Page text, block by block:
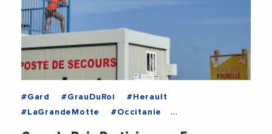
#Gard #GrauDuRoi
#Herault
#LaGrandeMotte
#Occitanie